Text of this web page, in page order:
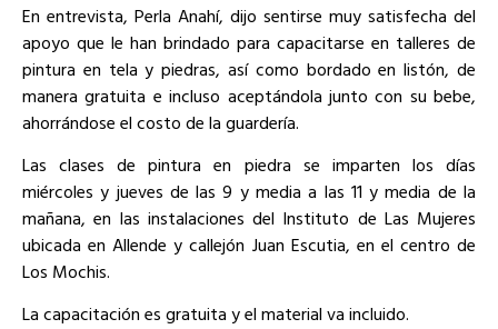
En entrevista, Perla Anahí, dijo sentirse muy satisfecha del
apoyo que le han brindado para capacitarse en talleres de
pintura en tela y piedras, así como bordado en listón, de
manera gratuita e incluso aceptándola junto con su bebe,
ahorrándose el costo de la guardería.
Las clases de pintura en piedra se imparten los días
miércoles y jueves de las 9 y media a las 11 y media de la
mañana, en las instalaciones del Instituto de Las Mujeres
ubicada en Allende y callejón Juan Escutia, en el centro de
Los Mochis.
La capacitación es gratuita y el material va incluido.